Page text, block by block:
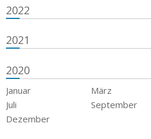
2022
2021
2020
Januar März
Juli
September
Dezember